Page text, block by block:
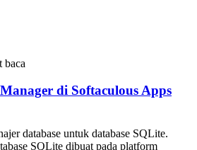
baca
di Softaculous Apps
database untuk database SQLite.
SQLite dibuat pada platform